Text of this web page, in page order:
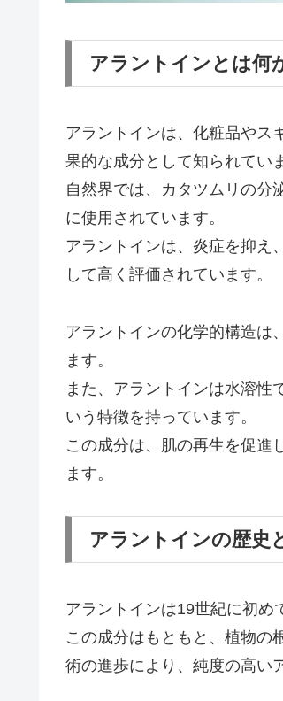
アラントインとは何
アラントインは、化粧品やス
果的な成分として知られてい
自然界では、カタツムリの分
に使用されています。
アラントインは、炎症を抑え
して高く評価されています。
アラントインの化学的構造は
ます。
また、アラントインは水溶性
いう特徴を持っています。
この成分は、肌の再生を促進
ます。
アラントインの歴史
アラントインは19世紀に初め
この成分はもともと、植物の
術の進歩により、純度の高い